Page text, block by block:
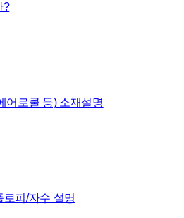
?
어로쿨 등) 소재설명
피/자수 설명